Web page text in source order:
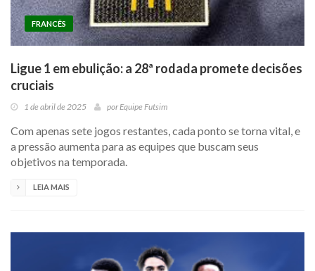
FRANCÊS
Ligue 1 em ebulição: a 28ª rodada promete decisões
cruciais
1 de abril de 2025 porEquipe Futsim
Com apenas sete jogos restantes, cada ponto se torna vital, e
a pressão aumenta para as equipes que buscam seus
objetivos na temporada.
LEIA MAIS